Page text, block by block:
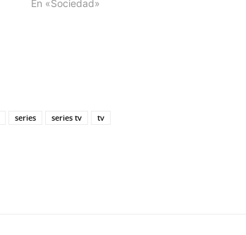
En «Sociedad»
series series tv tv